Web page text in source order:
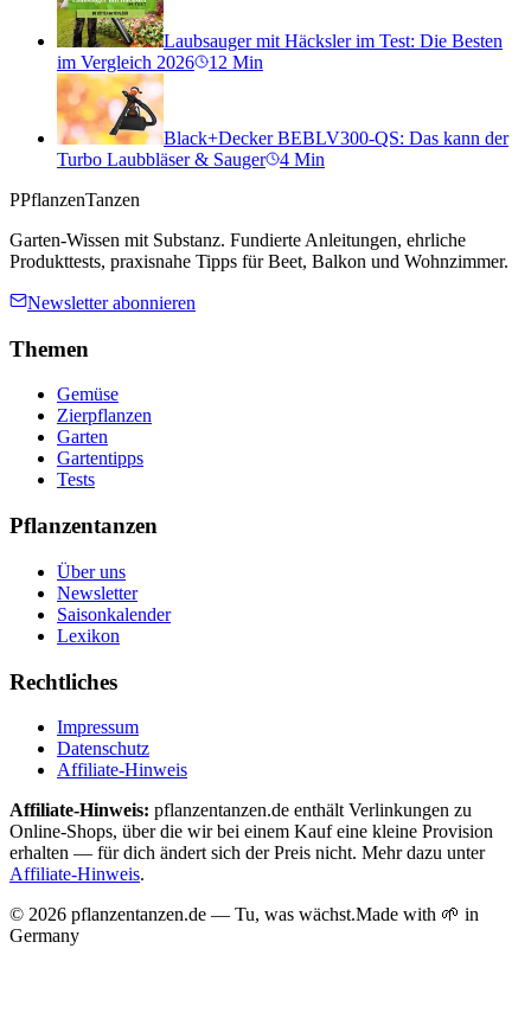
Laubsauger mit Häcksler im Test: Die Besten
im Vergleich 2026
12 Min
Black+Decker BEBLV300-QS: Das kann der
Turbo Laubbläser & Sauger
4 Min
PPflanzenTanzen
Garten-Wissen mit Substanz. Fundierte Anleitungen, ehrliche
Produkttests, praxisnahe Tipps für Beet, Balkon und Wohnzimmer.
Newsletter abonnieren
Themen
Gemüse
Zierpflanzen
Garten
Gartentipps
Tests
Pflanzentanzen
Über uns
Newsletter
Saisonkalender
Lexikon
Rechtliches
Impressum
Datenschutz
Affiliate-Hinweis
Affiliate-Hinweis: pflanzentanzen.de enthält Verlinkungen zu
Online-Shops, über die wir bei einem Kauf eine kleine Provision
erhalten — für dich ändert sich der Preis nicht. Mehr dazu unter
Affiliate-Hinweis.
© 2026 pflanzentanzen.de — Tu, was wächst.Made with 🌱 in
Germany